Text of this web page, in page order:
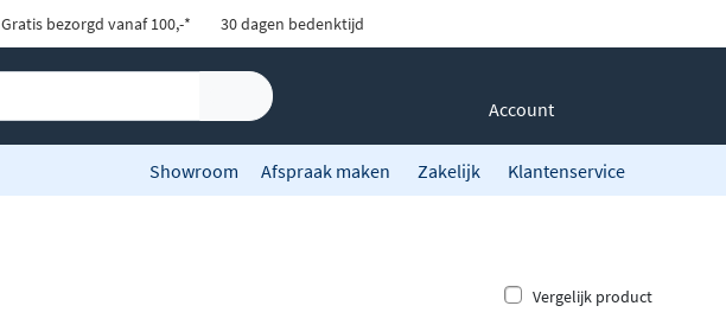
Gratis bezorgd vanaf 100,-* 30 dagen bedenktijd
Account
Showroom Afspraak maken Zakelijk Klantenservice
Vergelijk product